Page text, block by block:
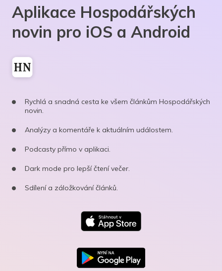
Aplikace Hospodářských
novin pro iOS a Android
Rychlá a snadná cesta ke všem článkům Hospodářských
novin.
Analýzy a komentáře k aktuálním událostem.
Podcasty přímo v aplikaci.
Dark mode pro lepší čtení večer.
Sdílení a záložkování článků.